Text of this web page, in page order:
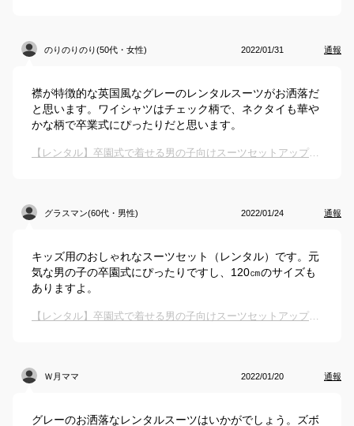
のりのりのり(50代・女性) 2022/01/31 通報
襟が特徴的な英国風なグレーのレンタルスーツがお洒落だ
と思います。ワイシャツはチェック柄で、ネクタイも華や
かな柄で卒業式にぴったりだと思います。
【レンタル】卒園式で着せる男の子向けスーツセットアップは？
グラスマン(60代・男性) 2022/01/24 通報
キッズ用のおしゃれなスーツセット（レンタル）です。元
気な男の子の卒園式にぴったりですし、120㎝のサイズも
ありますよ。
【レンタル】卒園式で着せる男の子向けスーツセットアップは？
Ｗ月ママ 2022/01/20 通報
グレーのお洒落なレンタルスーツはいかがでしょう。ズボ